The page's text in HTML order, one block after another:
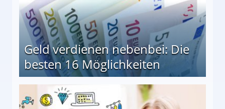
Geld verdienen nebenbei: Die
besten 16 Möglichkeiten